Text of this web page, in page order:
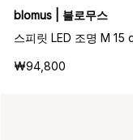
blomus | 블로무스
스피릿 LED 조명 M 15
₩94,800